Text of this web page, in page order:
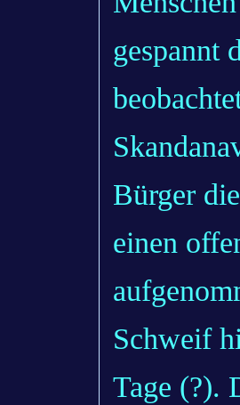
gespannt
Bürger
einen
Schweif
Tage (?).